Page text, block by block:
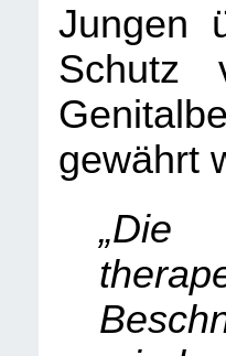
Jungen
Schutz
gewährt